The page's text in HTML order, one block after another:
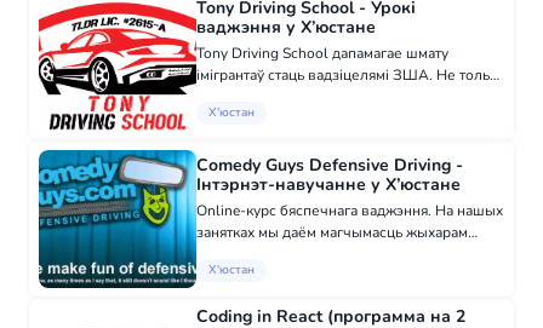
Tony Driving School - Урокі
ваджэння у Х’юстане
Tony Driving School дапамагае шмату
імігрантаў стаць вадзіцелямі ЗША. Не толькі
дапамагае яму атрымаць вадзіцельскія
Х'юстан
Comedy Guys Defensive Driving -
Інтэрнэт-навучанне у Х’юстане
Online-курс бяспечнага ваджэння. На нашых
занятках мы даём магчымасць жыхарам
свае навыкі ваджэння, адмяняючы штрафы
страхав...
Х'юстан
Coding in React (программа на 2